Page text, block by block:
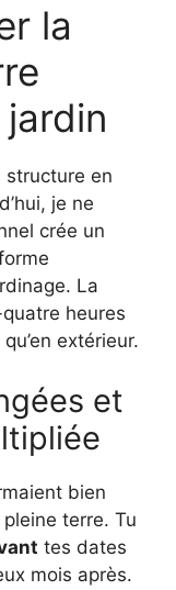
la
structure en
je ne
crée un
La
heures
extérieur.
et
bien
terre. Tu
tes dates
mois après.